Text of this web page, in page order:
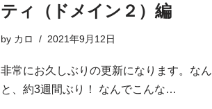
ティ（ドメイン２）編
by カロ 2021年9月12日
非常にお久しぶりの更新になります。なん
と、約3週間ぶり！ なんでこんな…